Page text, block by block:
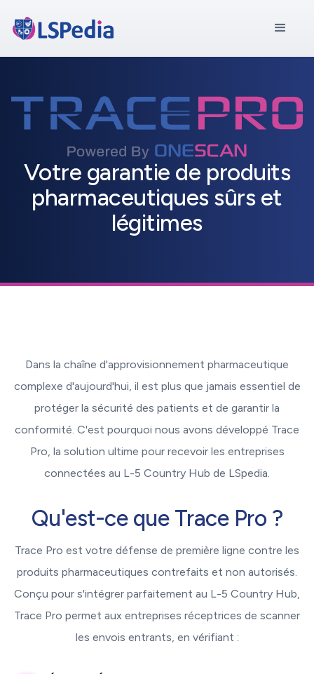
Votre garantie de produits
pharmaceutiques sûrs et
légitimes
Dans la chaîne d'approvisionnement pharmaceutique
complexe d'aujourd'hui, il est plus que jamais essentiel de
protéger la sécurité des patients et de garantir la
conformité. C'est pourquoi nous avons développé Trace
Pro, la solution ultime pour recevoir les entreprises
connectées au L-5 Country Hub de LSpedia.
Qu'est-ce que Trace Pro ?
Trace Pro est votre défense de première ligne contre les
produits pharmaceutiques contrefaits et non autorisés.
Conçu pour s'intégrer parfaitement au L-5 Country Hub,
Trace Pro permet aux entreprises réceptrices de scanner
les envois entrants, en vérifiant :